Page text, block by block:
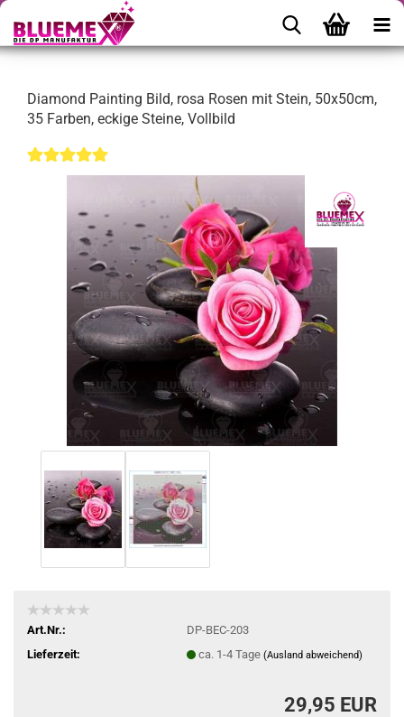
Diamond Painting Bild, rosa Rosen mit Stein, 50x50cm,
35 Farben, eckige Steine, Vollbild
Art.Nr.:
DP-BEC-203
Lieferzeit:
ca. 1-4 Tage (Ausland abweichend)
29,95 EUR